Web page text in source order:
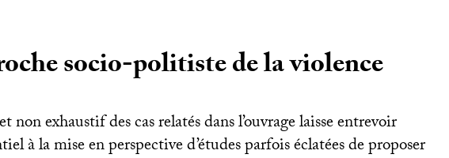
socio-politiste de la violence
non exhaustif des cas relatés dans l’ouvrage laisse entrevoir
à la mise en perspective d’études parfois éclatées de proposer